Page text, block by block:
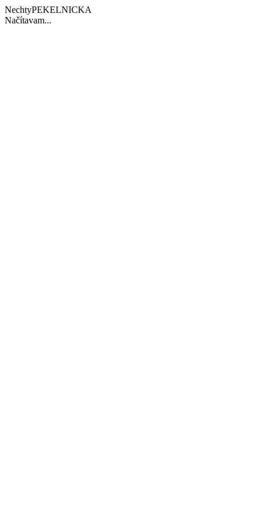
NechtyPEKELNICKA
Načítavam...